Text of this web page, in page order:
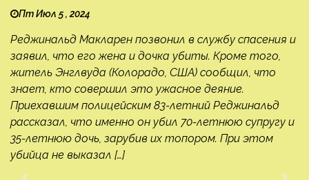
Пт Июл 5 , 2024
Реджинальд Макларен позвонил в службу спасения и
заявил, что его жена и дочка убиты. Кроме того,
житель Энглвуда (Колорадо, США) сообщил, что
знает, кто совершил это ужасное деяние.
Приехавшим полицейским 83-летний Реджинальд
рассказал, что именно он убил 70-летнюю супругу и
35-летнюю дочь, зарубив их топором. При этом
убийца не выказал […]